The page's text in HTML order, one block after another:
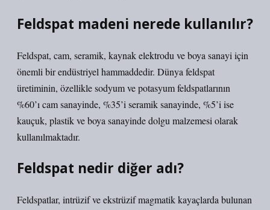
Feldspat madeni nerede kullanılır?
Feldspat, cam, seramik, kaynak elektrodu ve boya sanayi için
önemli bir endüstriyel hammaddedir. Dünya feldspat
üretiminin, özellikle sodyum ve potasyum feldspatlarının
%60’ı cam sanayinde, %35’i seramik sanayinde, %5’i ise
kauçuk, plastik ve boya sanayinde dolgu malzemesi olarak
kullanılmaktadır.
Feldspat nedir diğer adı?
Feldspatlar, intrüzif ve ekstrüzif magmatik kayaçlarda bulunan